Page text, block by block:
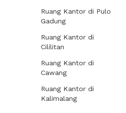
Ruang Kantor di Pulo
Gadung
Ruang Kantor di
Cililitan
Ruang Kantor di
Cawang
Ruang Kantor di
Kalimalang